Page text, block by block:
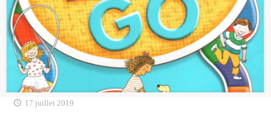
17 juillet 2019